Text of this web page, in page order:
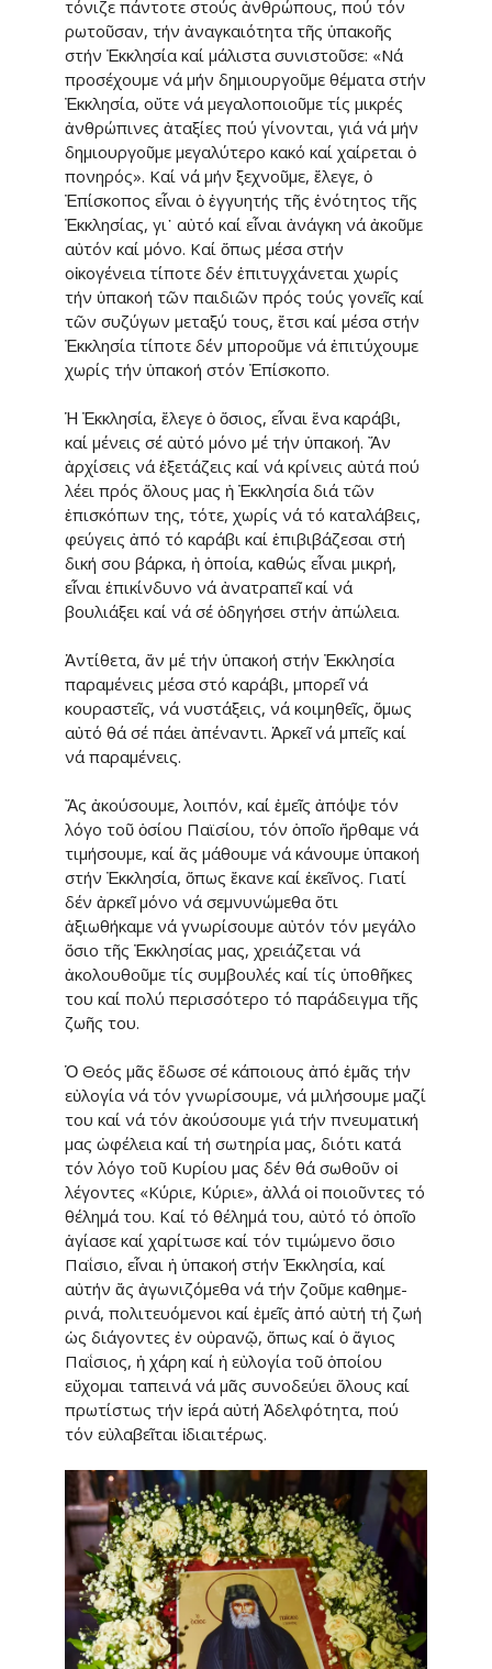
τόνιζε πάντο­τε στούς ἀνθρώπους, πού τόν
ρωτοῦσαν, τήν ἀναγκαιότητα τῆς ὑπακοῆς
στήν Ἐκκλησία καί μάλιστα συνιστοῦσε: «Νά
προσέ­χου­με νά μήν δημιουργοῦμε θέμα­τα στήν
Ἐκκλησία, οὔτε νά μεγα­λο­ποιοῦμε τίς μικρές
ἀνθρώπινες ἀταξίες πού γίνονται, γιά νά μήν
δημιουργοῦμε μεγαλύτερο κακό καί χαίρεται ὁ
πονηρός». Καί νά μήν ξεχνοῦμε, ἔλεγε, ὁ
Ἐπίσκοπος εἶναι ὁ ἐγγυητής τῆς ἑνότητος τῆς
Ἐκκλησίας, γι᾽ αὐτό καί εἶναι ἀνά­γκη νά ἀκοῦμε
αὐτόν καί μόνο. Καί ὅπως μέσα στήν
οἰκογένεια τίποτε δέν ἐπιτυγχάνεται χωρίς
τήν ὑπα­κοή τῶν παιδιῶν πρός τούς γονεῖς καί
τῶν συζύγων μεταξύ τους, ἔτσι καί μέσα στήν
Ἐκκλησία τίποτε δέν μποροῦμε νά ἐπιτύχουμε
χωρίς τήν ὑπακοή στόν Ἐπίσκοπο.
Ἡ Ἐκκλησία, ἔλεγε ὁ ὅσιος, εἶναι ἕνα κα­ράβι,
καί μένεις σέ αὐτό μόνο μέ τήν ὑπακοή. Ἄν
ἀρχίσεις νά ἐξετά­ζεις καί νά κρίνεις αὐτά πού
λέει πρός ὅλους μας ἡ Ἐκκλησία διά τῶν
ἐπισκόπων της, τότε, χωρίς νά τό καταλάβεις,
φεύγεις ἀπό τό κα­ράβι καί ἐπιβιβάζεσαι στή
δική σου βάρκα, ἡ ὁποία, καθώς εἶναι μικρή,
εἶναι ἐπικίνδυνο νά ἀνατραπεῖ καί νά
βουλιάξει καί νά σέ ὁδηγήσει στήν ἀπώλεια.
Ἀντίθετα, ἄν μέ τήν ὑπακοή στήν Ἐκκλησία
παραμένεις μέσα στό κα­ράβι, μπορεῖ νά
κουραστεῖς, νά νυστάξεις, νά κοιμηθεῖς, ὅμως
αὐ­τό θά σέ πάει ἀπέναντι. Ἀρκεῖ νά μπεῖς καί
νά παραμένεις.
Ἄς ἀκούσουμε, λοιπόν, καί ἐμεῖς ἀπόψε τόν
λόγο τοῦ ὁσίου Παϊσίου, τόν ὁποῖο ἤρθαμε νά
τιμήσουμε, καί ἄς μάθουμε νά κάνουμε ὑπα­κοή
στήν Ἐκκλησία, ὅπως ἔκανε καί ἐκεῖνος. Γιατί
δέν ἀρκεῖ μόνο νά σεμνυνώμεθα ὅτι
ἀξιωθήκαμε νά γνωρίσουμε αὐτόν τόν μεγάλο
ὅσιο τῆς Ἐκκλησίας μας, χρειά­ζεται νά
ἀκολουθοῦμε τίς συμβου­λές καί τίς ὑποθῆκες
του καί πολύ περισσότερο τό παράδειγμα τῆς
ζω­ῆς του.
Ὁ Θεός μᾶς ἔδωσε σέ κάποιους ἀπό ἐμᾶς τήν
εὐλογία νά τόν γνω­ρίσουμε, νά μιλήσουμε μαζί
του καί νά τόν ἀκούσουμε γιά τήν πνευματική
μας ὠφέλεια καί τή σωτηρία μας, διότι κατά
τόν λόγο τοῦ Κυρίου μας δέν θά σω­θοῦν οἱ
λέγοντες «Κύριε, Κύριε», ἀλλά οἱ ποιοῦντες τό
θέλημά του. Καί τό θέλημά του, αὐτό τό ὁποῖο
ἁγίασε καί χαρίτωσε καί τόν τιμώ­μενο ὅσιο
Παΐσιο, εἶναι ἡ ὑπακοή στήν Ἐκκλησία, καί
αὐτήν ἄς ἀγω­νιζόμεθα νά τήν ζοῦμε καθημε­
ρινά, πολιτευόμενοι καί ἐμεῖς ἀπό αὐτή τή ζωή
ὡς διάγοντες ἐν οὐ­ρανῷ, ὅπως καί ὁ ἅγιος
Παΐσιος, ἡ χάρη καί ἡ εὐλογία τοῦ ὁποίου
εὔχομαι ταπεινά νά μᾶς συνοδεύει ὅλους καί
πρωτίστως τήν ἱερά αὐτή Ἀδελφότητα, πού
τόν εὐλαβεῖται ἰδιαιτέρως.